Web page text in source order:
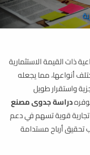
ذات القيمة الاستثمارية
أنواعها، مما يجعله
واستقرار طويل
دراسة جدوى مصنع
قوية تسهم في دعم
تحقيق أرباح مستدامة